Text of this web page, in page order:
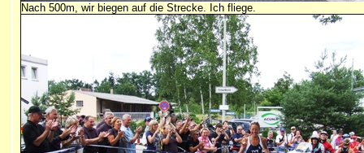
Nach 500m, wir biegen auf die Strecke. Ich fliege.